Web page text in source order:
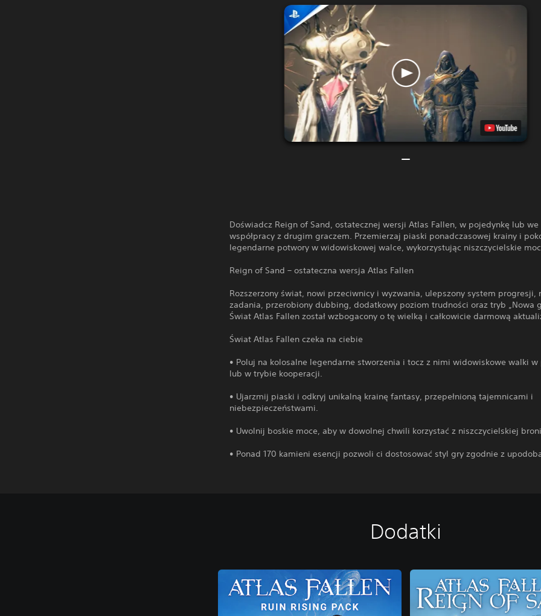
Doświadcz Reign of Sand, ostatecznej wersji Atlas Fallen, w pojedynkę lub we
współpracy z drugim graczem. Przemierzaj piaski ponadczasowej krainy i
legendarne potwory w widowiskowej walce, wykorzystując niszczycielskie
Reign of Sand – ostateczna wersja Atlas Fallen
Rozszerzony świat, nowi przeciwnicy i wyzwania, ulepszony system progresji,
zadania, przerobiony dubbing, dodatkowy poziom trudności oraz tryb „Nowa
Świat Atlas Fallen został wzbogacony o tę wielką i całkowicie darmową
Świat Atlas Fallen czeka na ciebie
• Poluj na kolosalne legendarne stworzenia i tocz z nimi widowiskowe walki w
lub w trybie kooperacji.
• Ujarzmij piaski i odkryj unikalną krainę fantasy, przepełnioną tajemnicami i
niebezpieczeństwami.
• Uwolnij boskie moce, aby w dowolnej chwili korzystać z niszczycielskiej
• Ponad 170 kamieni esencji pozwoli ci dostosować styl gry zgodnie z
Dodatki